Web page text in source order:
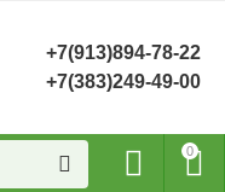
+7(913)894-78-22
+7(383)249-49-00
0